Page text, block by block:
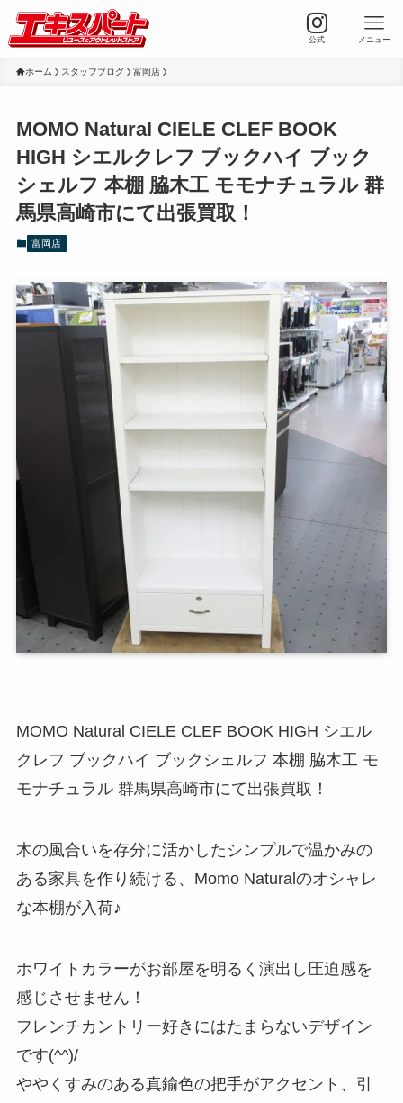
公式 メニュー
ホーム スタッフブログ 富岡店
MOMO Natural CIELE CLEF BOOK
HIGH シエルクレフ ブックハイ ブック
シェルフ 本棚 脇木工 モモナチュラル 群
馬県高崎市にて出張買取！
富岡店
MOMO Natural CIELE CLEF BOOK HIGH シエル
クレフ ブックハイ ブックシェルフ 本棚 脇木工 モ
モナチュラル 群馬県高崎市にて出張買取！
木の風合いを存分に活かしたシンプルで温かみの
ある家具を作り続ける、Momo Naturalのオシャレ
な本棚が入荷♪
ホワイトカラーがお部屋を明るく演出し圧迫感を
感じさせません！
フレンチカントリー好きにはたまらないデザイン
です(^^)/
ややくすみのある真鍮色の把手がアクセント、引